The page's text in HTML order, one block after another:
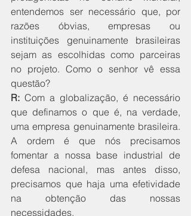
entendemos ser necessário que, por
razões óbvias, empresas ou
instituições genuinamente brasileiras
sejam as escolhidas como parceiras
no projeto. Como o senhor vê essa
questão?
R: Com a globalização, é necessário
que definamos o que é, na verdade,
uma empresa genuinamente brasileira.
A ordem é que nós precisamos
fomentar a nossa base industrial de
defesa nacional, mas antes disso,
precisamos que haja uma efetividade
na obtenção das nossas
necessidades.